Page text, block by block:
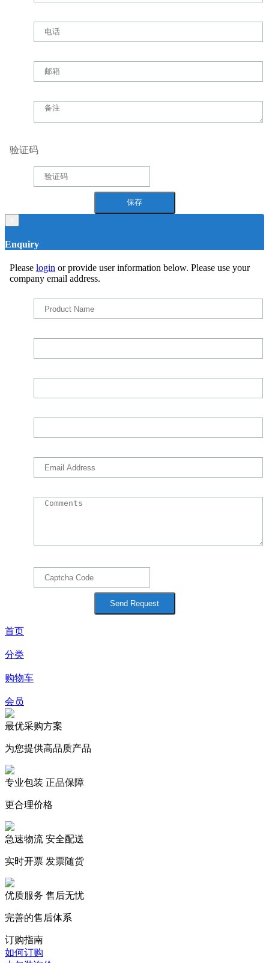
验证码
Enquiry
Please login or provide user information below. Please use your
company email address.
首页
分类
购物车
会员
最优采购方案
为您提供高品质产品
专业包装 正品保障
更合理价格
急速物流 安全配送
实时开票 发票随货
优质服务 售后无忧
完善的售后体系
订购指南
如何订购